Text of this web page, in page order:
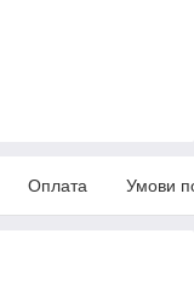
Оплата Умови